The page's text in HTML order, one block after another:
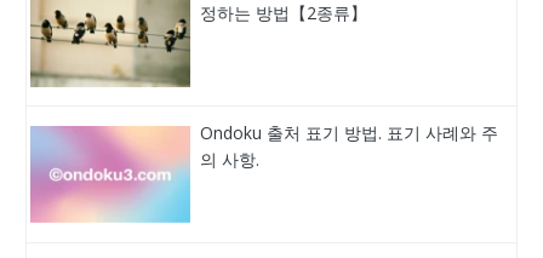
정하는 방법【2종류】
Ondoku 출처 표기 방법. 표기 사례와 주
의 사항.